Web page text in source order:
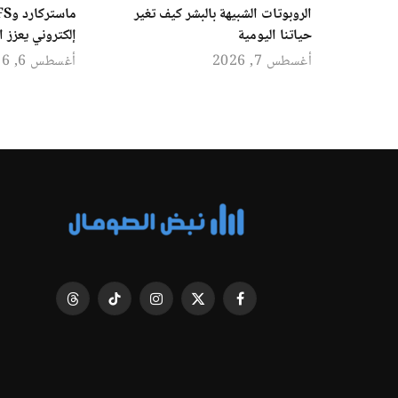
الروبوتات الشبيهة بالبشر كيف تغير
حياتنا اليومية
أغسطس 7, 2026
إلكتروني
أغسطس 6, 2026
فيسبوك X
الانستغرامتيكتوك Threads